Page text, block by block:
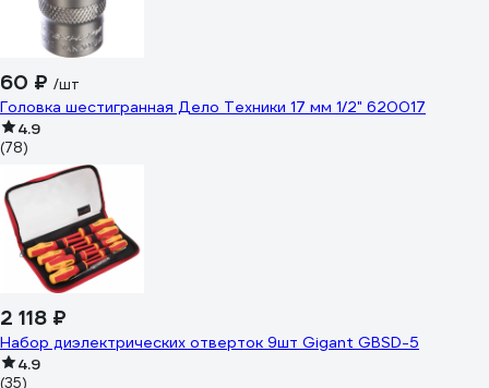
60 ₽ /шт
Головка шестигранная Дело Техники 17 мм 1/2" 620017
4.9
(78)
2 118 ₽
Набор диэлектрических отверток 9шт Gigant GBSD-5
4.9
(35)